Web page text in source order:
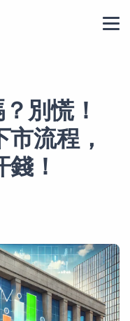
別慌！
流程，
！